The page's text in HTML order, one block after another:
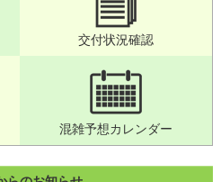
交付状況確認
混雑予想カレンダー